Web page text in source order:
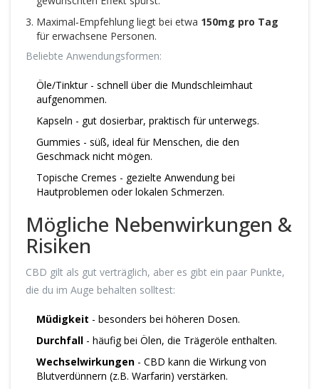
Maximal‑Empfehlung liegt bei etwa 150mg pro Tag
für erwachsene Personen.
Beliebte Anwendungsformen:
Öle/Tinktur - schnell über die Mundschleimhaut
aufgenommen.
Kapseln - gut dosierbar, praktisch für unterwegs.
Gummies - süß, ideal für Menschen, die den
Geschmack nicht mögen.
Topische Cremes - gezielte Anwendung bei
Hautproblemen oder lokalen Schmerzen.
Mögliche Nebenwirkungen &
Risiken
CBD gilt als gut verträglich, aber es gibt ein paar Punkte,
die du im Auge behalten solltest:
Müdigkeit - besonders bei höheren Dosen.
Durchfall - häufig bei Ölen, die Trägeröle enthalten.
Wechselwirkungen - CBD kann die Wirkung von
Blutverdünnern (z.B. Warfarin) verstärken.